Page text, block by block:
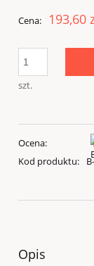
Cena: 193,60
szt.
Ocena:
Kod produktu:
Opis